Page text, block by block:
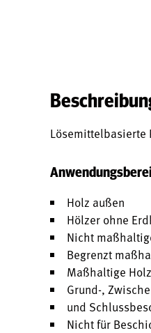
Lösemittelbasierte
Holz außen
Hölzer ohne
Nicht
Begrenzt
Maßhaltige
Grund-,
und
Nicht für